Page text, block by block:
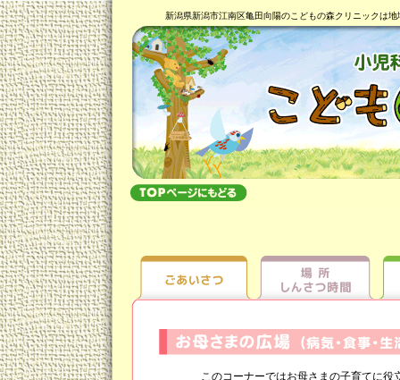
新潟県新潟市江南区亀田向陽のこどもの森クリニックは
このコーナーではお母さまの子育てに